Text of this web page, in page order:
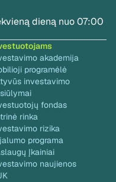
dieną nuo 07:00
akademija
programėlė
investavimo
fondas
rinka
rizika
programa
Įkainiai
naujienos